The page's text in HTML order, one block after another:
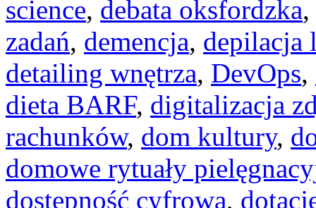
science, debata oksfordzka,
zadań, demencja, depilacja
detailing wnętrza, DevOps,
dieta BARF, digitalizacja
rachunków, dom kultury,
domowe rytuały
dostępność cyfrowa,